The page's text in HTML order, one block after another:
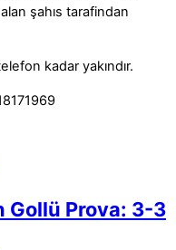
şahıs tarafindan
kadar yakındır.
Gollü Prova: 3-3